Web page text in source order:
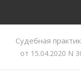
Судебная
от 15.04.2020 N